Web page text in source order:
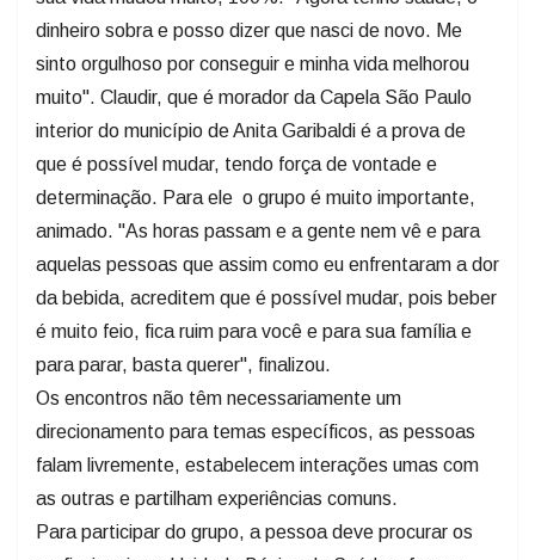
dinheiro sobra e posso dizer que nasci de novo. Me
sinto orgulhoso por conseguir e minha vida melhorou
muito". Claudir, que é morador da Capela São Paulo
interior do município de Anita Garibaldi é a prova de
que é possível mudar, tendo força de vontade e
determinação. Para ele o grupo é muito importante,
animado. "As horas passam e a gente nem vê e para
aquelas pessoas que assim como eu enfrentaram a dor
da bebida, acreditem que é possível mudar, pois beber
é muito feio, fica ruim para você e para sua família e
para parar, basta querer", finalizou.
Os encontros não têm necessariamente um
direcionamento para temas específicos, as pessoas
falam livremente, estabelecem interações umas com
as outras e partilham experiências comuns.
Para participar do grupo, a pessoa deve procurar os